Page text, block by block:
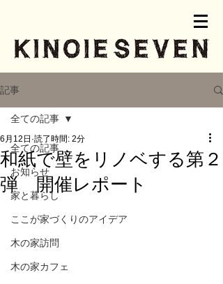
記事
全ての記事
お知らせ
家と暮らし
ここが家づくりのアイデア
木の家訪問
木の家カフェ
全ての記事
和紙で壁をリノベする第２
弾 開催レポート
6月12日 読了時間: 2分